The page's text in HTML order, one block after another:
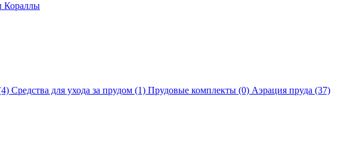
Кораллы
Средства для ухода за прудом (1) Прудовые комплекты (0) Аэрация пруда (37)